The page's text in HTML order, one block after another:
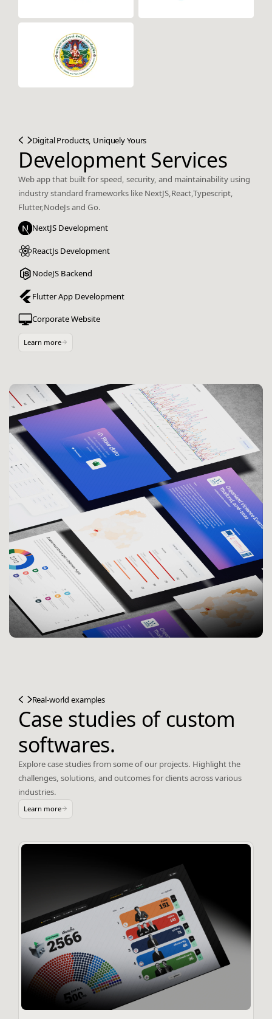
Digital Products, Uniquely Yours
Development Services
Web app that built for speed, security, and maintainability using
industry standard frameworks like NextJS,React,Typescript,
Flutter,NodeJs and Go.
NextJS Development
ReactJs Development
NodeJS Backend
Flutter App Development
Corporate Website
Custom Backoffice
Learn more
Real-world examples
Case studies of custom
softwares.
Explore case studies from some of our projects. Highlight the
challenges, solutions, and outcomes for clients across various
industries.
Learn more